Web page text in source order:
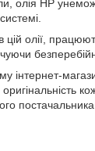
олія HP
цій олії,
постачальника